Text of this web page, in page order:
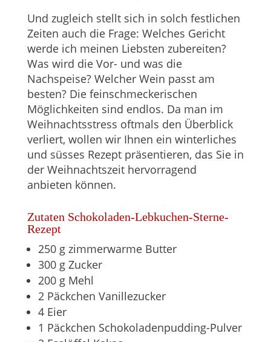
Und zugleich stellt sich in solch festlichen
Zeiten auch die Frage: Welches Gericht
werde ich meinen Liebsten zubereiten?
Was wird die Vor- und was die
Nachspeise? Welcher Wein passt am
besten? Die feinschmeckerischen
Möglichkeiten sind endlos. Da man im
Weihnachtsstress oftmals den Überblick
verliert, wollen wir Ihnen ein winterliches
und süsses Rezept präsentieren, das Sie in
der Weihnachtszeit hervorragend
anbieten können.
Zutaten Schokoladen-Lebkuchen-Sterne-
Rezept
250 g zimmerwarme Butter
300 g Zucker
200 g Mehl
2 Päckchen Vanillezucker
4 Eier
1 Päckchen Schokoladenpudding-Pulver